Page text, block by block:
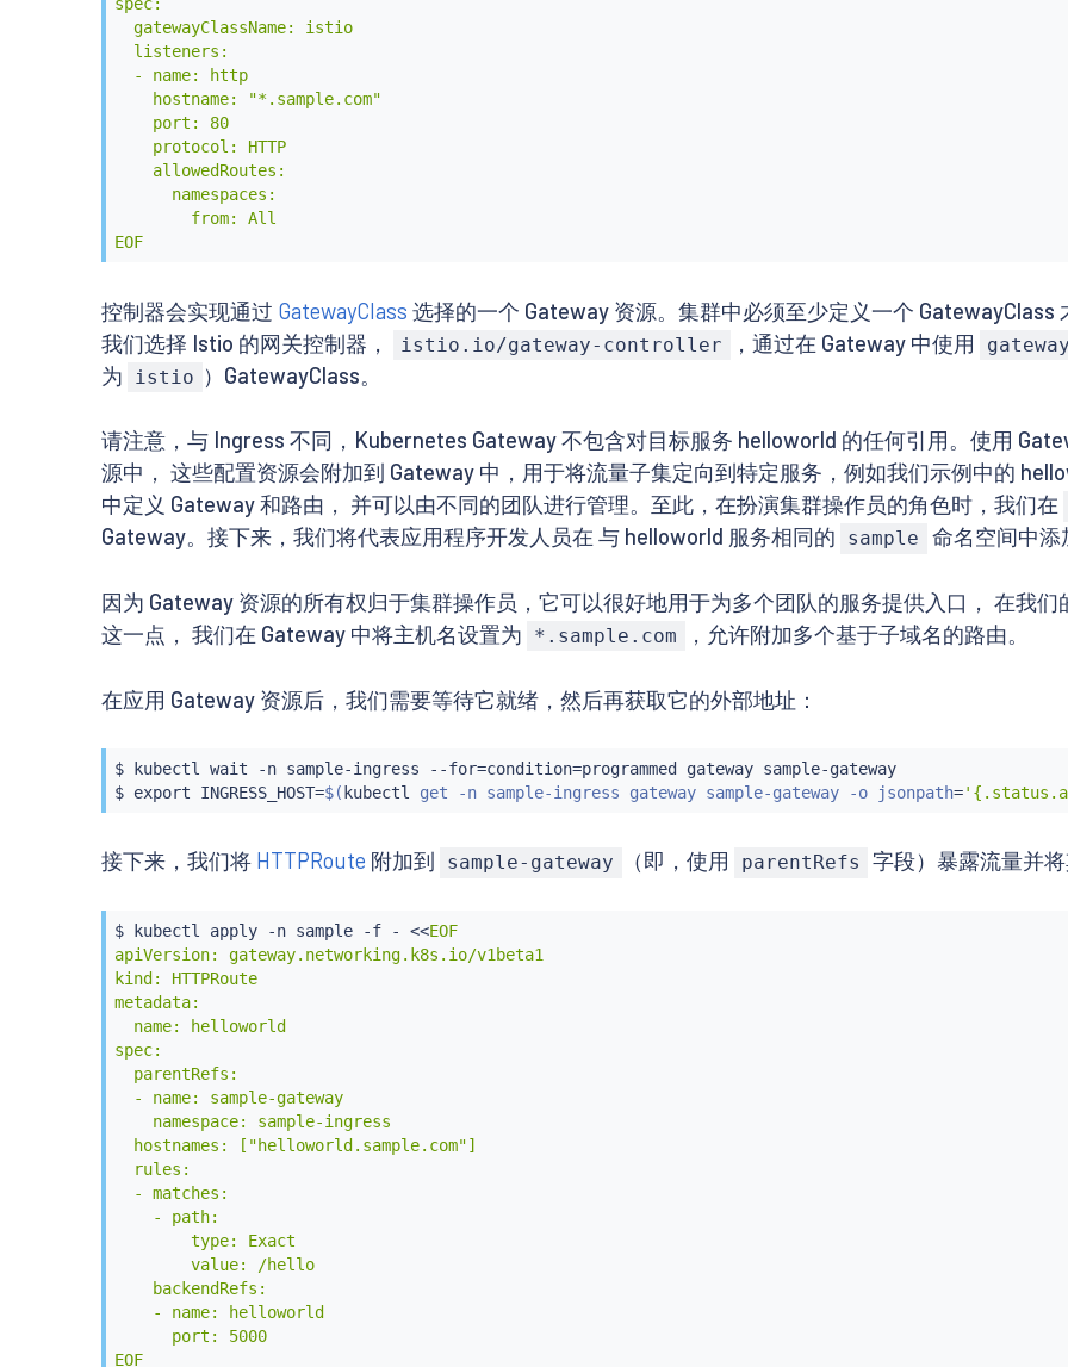
spec:
  gatewayClassName: istio
  listeners:
  - name: http
    hostname: "*.sample.com"
    port: 80
    protocol: HTTP
    allowedRoutes:
      namespaces:
        from: All
EOF
控制器会实现通过 GatewayClass 选择的一个 Gateway 资源。集群中必须至少定义一个 GatewayClass
我们选择 Istio 的网关控制器，
istio.io/gateway-controller ，通过在 Gateway 中使用
为
istio ）GatewayClass。
请注意，与 Ingress 不同，Kubernetes Gateway 不包含对目标服务 helloworld 的任何引用。使用
源中， 这些配置资源会附加到 Gateway 中，用于将流量子集定向到特定服务，例如我们示例中的
中定义 Gateway 和路由， 并可以由不同的团队进行管理。至此，在扮演集群操作员的角色时，我们在
Gateway。接下来，我们将代表应用程序开发人员在 与 helloworld 服务相同的
sample 命名空间中添
因为 Gateway 资源的所有权归于集群操作员，它可以很好地用于为多个团队的服务提供入口， 在我
这一点， 我们在 Gateway 中将主机名设置为
*.sample.com ，允许附加多个基于子域名的路由。
在应用 Gateway 资源后，我们需要等待它就绪，然后再获取它的外部地址：
$ kubectl wait -n sample-ingress --for=condition=programmed gateway sample-gateway
$ export INGRESS_HOST=$( kubectl get -n sample-ingress gateway sample-gateway -o jsonpath=
接下来，我们将 HTTPRoute 附加到 sample-gateway （即，使用 parentRefs 字段）暴露流量并
$ kubectl apply -n sample -f - <<EOF
apiVersion: gateway.networking.k8s.io/v1beta1
kind: HTTPRoute
metadata:
  name: helloworld
spec:
  parentRefs:
  - name: sample-gateway
    namespace: sample-ingress
  hostnames: ["helloworld.sample.com"]
  rules:
  - matches:
    - path:
        type: Exact
        value: /hello
    backendRefs:
    - name: helloworld
      port: 5000
EOF